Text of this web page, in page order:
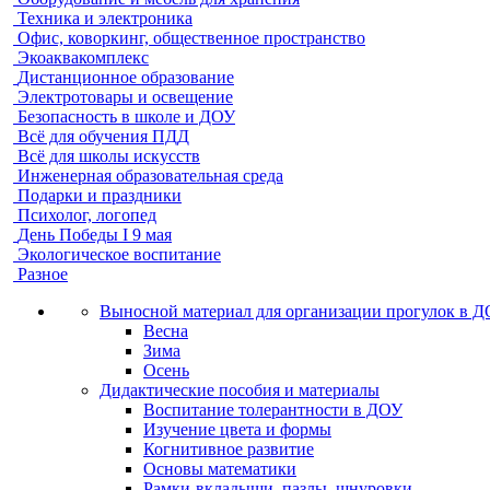
Техника и электроника
Офис, коворкинг, общественное пространство
Экоаквакомплекс
Дистанционное образование
Электротовары и освещение
Безопасность в школе и ДОУ
Всё для обучения ПДД
Всё для школы искусств
Инженерная образовательная среда
Подарки и праздники
Психолог, логопед
День Победы I 9 мая
Экологическое воспитание
Разное
Выносной материал для организации прогулок в
Весна
Зима
Осень
Дидактические пособия и материалы
Воспитание толерантности в ДОУ
Изучение цвета и формы
Когнитивное развитие
Основы математики